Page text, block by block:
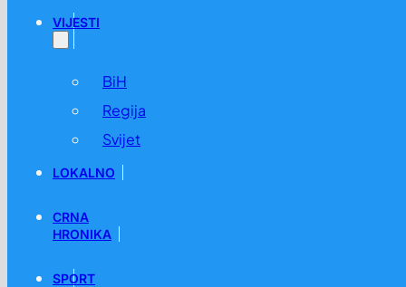
VIJESTI
BiH
Regija
Svijet
LOKALNO
CRNA
HRONIKA
SPORT